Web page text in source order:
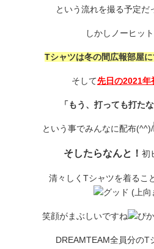
という流れを撮る予定だ
しかしノーヒッ
Tシャツは冬の間広報部屋に
そして先日の2021年
「もう、打っても打た
という事でみんなに配布(^^)/
そしたらなんと！ 初
清々しくTシャツを着るこ
笑顔がまぶしいですね
DREAMTEAM全員分のT